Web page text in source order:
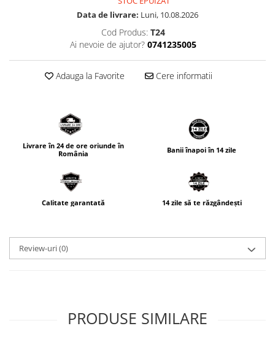
Data de livrare: Luni, 10.08.2026
Cod Produs: T24
Ai nevoie de ajutor? 0741235005
Adauga la Favorite Cere informatii
Livrare în 24 de ore oriunde în
România
Banii înapoi în 14 zile
Calitate garantată 14 zile să te răzgândești
Review-uri(0)
PRODUSE SIMILARE